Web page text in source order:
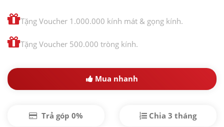
Tặng Voucher 1.000.000 kính mát & gọng kính.
Tặng Voucher 500.000 tròng kính.
Mua nhanh
Trả góp 0% Chia 3 tháng